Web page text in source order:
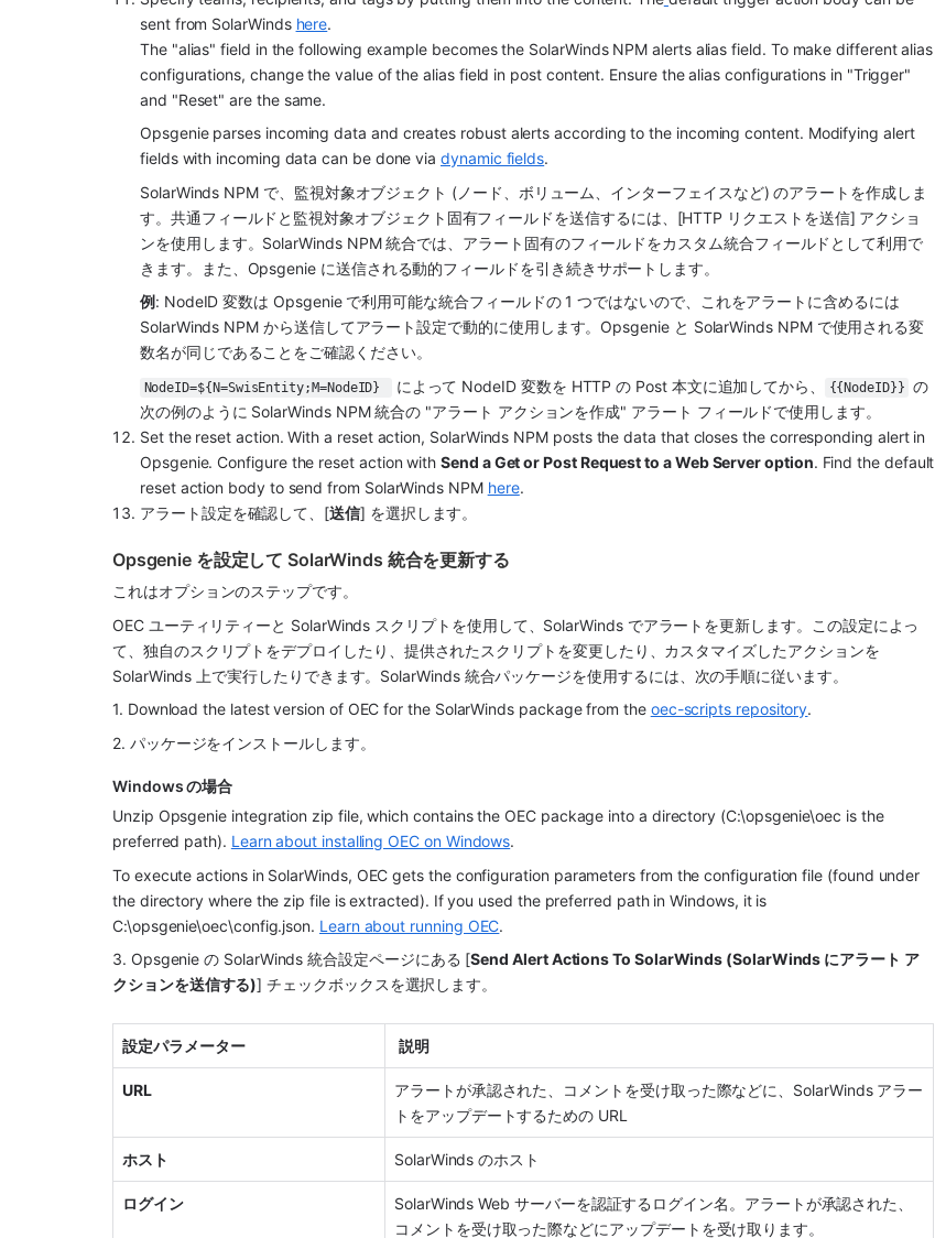
sent from SolarWinds here.
The "alias" field in the following example becomes the SolarWinds NPM alerts alias field. To make different alias
configurations, change the value of the alias field in post content. Ensure the alias configurations in "Trigger"
and "Reset" are the same.
Opsgenie parses incoming data and creates robust alerts according to the incoming content. Modifying alert
fields with incoming data can be done via dynamic fields.
SolarWinds NPM で、監視対象オブジェクト (ノード、ボリューム、インターフェイスなど) のアラートを作成しま
す。共通フィールドと監視対象オブジェクト固有フィールドを送信するには、[HTTP リクエストを送信] アクショ
ンを使用します。 SolarWinds NPM 統合では、アラート固有のフィールドをカスタム統合フィールドとして利用で
きます。また、 Opsgenie に送信される動的フィールドを引き続きサポートします。
例: NodeID 変数は Opsgenie
SolarWinds NPM から送信してアラート設定で動的に使用します。 Opsgenie と SolarWinds NPM で使用される変
数名が同じであることをご確認ください。
NodeID=${N=SwisEntity;M=NodeID} によって NodeID 変数を HTTP の Post 本文に追加してから、 {{NodeID}} の
次の例のように SolarWinds NPM 統合の "アラート アクションを作成" アラート フィールドで使用します。
Set the reset action. With a reset action, SolarWinds NPM
Opsgenie. Configure the reset action with Send a Get or Post Request to a Web Server option. Find the default
reset action body to send from SolarWinds NPM here.
アラート設定を確認して、[送信] を選択します。
Opsgenie を設定して SolarWinds 統合を更新する
これはオプションのステップです。
OEC ユーティリティーと SolarWinds スクリプトを使用して、SolarWinds でアラートを更新します。この設定によっ
て、独自のスクリプトをデプロイしたり、提供されたスクリプトを変更したり、カスタマイズしたアクションを
SolarWinds 上で実行したりできます。SolarWinds 統合パッケージを使用するには、次の手順に従います。
1. Download the latest version of OEC for the SolarWinds package from the oec-scripts repository.
2. パッケージをインストールします。
Windows の場合
Unzip Opsgenie integration zip file, which contains the OEC package into a directory (C:\opsgenie\oec is the
preferred path). Learn about installing OEC on Windows.
To execute actions in SolarWinds, OEC gets the configuration parameters from the configuration file (found under
the directory where the zip file is extracted). If you used the preferred path in Windows, it is
C:\opsgenie\oec\config.json. Learn about running OEC.
3. Opsgenie の SolarWinds 統合設定ページにある [Send Alert Actions To SolarWinds (SolarWinds にアラート ア
クションを送信する)] チェックボックスを選択します。
設定パラメーター 説明
URL
アラートが承認された、コメントを受け取った際などに、SolarWinds アラー
トをアップデートするための URL
ホスト SolarWinds のホスト
ログイン
SolarWinds Web サーバーを認証するログイン名。アラートが承認された、
コメントを受け取った際などにアップデートを受け取ります。